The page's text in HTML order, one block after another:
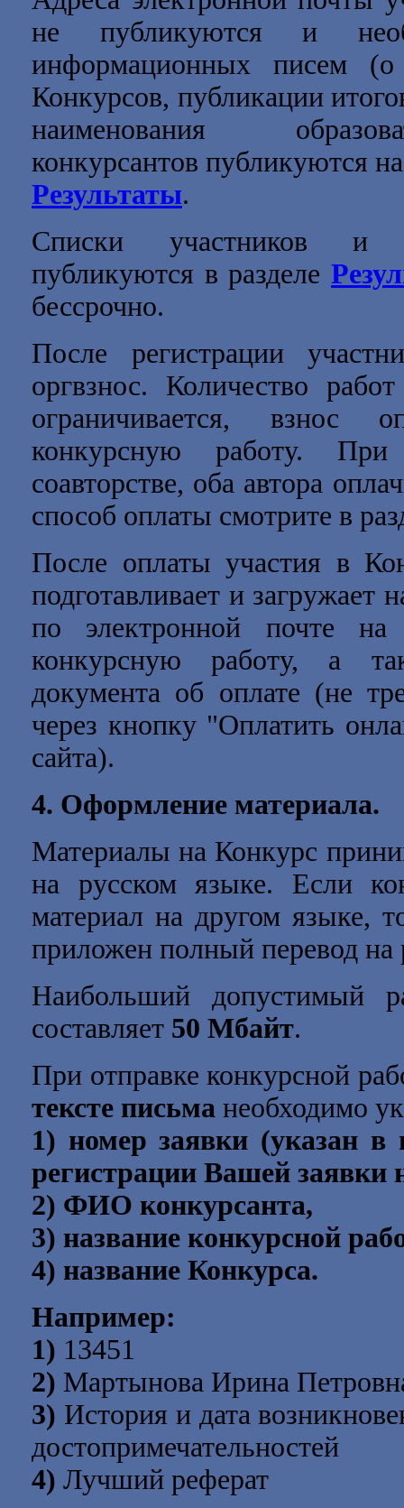
не публикуются и
информационных писем (о
Конкурсов, публикации
наименования
конкурсантов публикуются
Результаты.
Списки участников и
публикуются в разделе
бессрочно.
После регистрации
оргвзнос. Количество
ограничивается, взнос
конкурсную работу.
соавторстве, оба автора
способ оплаты смотрите в
После оплаты участия в
подготавливает и загружает
по электронной почте
конкурсную работу, а
документа об оплате (не
через кнопку "Оплатить
сайта).
4. Оформление материала.
Материалы на Конкурс
на русском языке. Если
материал на другом языке,
приложен полный перевод на
Наибольший допустимый
составляет 50 Мбайт.
При отправке конкурсной
тексте письма необходимо
1) номер заявки (указан в
регистрации Вашей заявки
2) ФИО конкурсанта,
3) название конкурсной
4) название Конкурса.
Например:
1) 13451
2) Мартынова Ирина
3) История и дата
достопримечательностей
4) Лучший реферат